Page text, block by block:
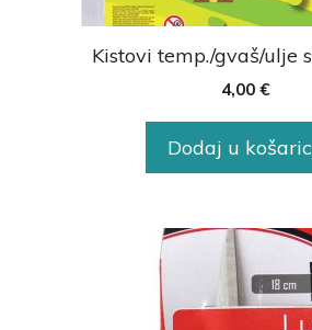
Kistovi temp./gvaš/ulje
4,00 €
Dodaj u